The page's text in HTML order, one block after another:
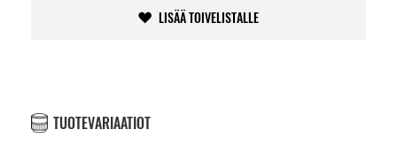
LISÄÄ TOIVELISTALLE
TUOTEVARIAATIOT